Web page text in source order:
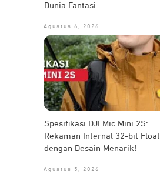
Dunia Fantasi
Agustus 6, 2026
Spesifikasi DJI Mic Mini 2S:
Rekaman Internal 32-bit Float
dengan Desain Menarik!
Agustus 5, 2026